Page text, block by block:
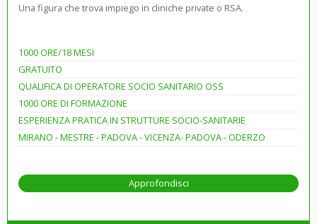
Una figura che trova impiego in cliniche private o RSA.
1000 ORE/18 MESI
GRATUITO
QUALIFICA DI OPERATORE SOCIO SANITARIO OSS
1000 ORE DI FORMAZIONE
ESPERIENZA PRATICA IN STRUTTURE SOCIO-SANITARIE
MIRANO - MESTRE - PADOVA - VICENZA- PADOVA - ODERZO
Approfondisci